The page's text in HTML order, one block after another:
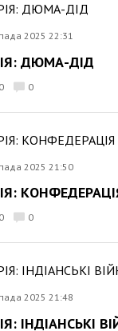
2025 22:31
ДЮМА-ДІД
0 0
2025 21:50
0 0
2025 21:48
ІНДІАНСЬКІ